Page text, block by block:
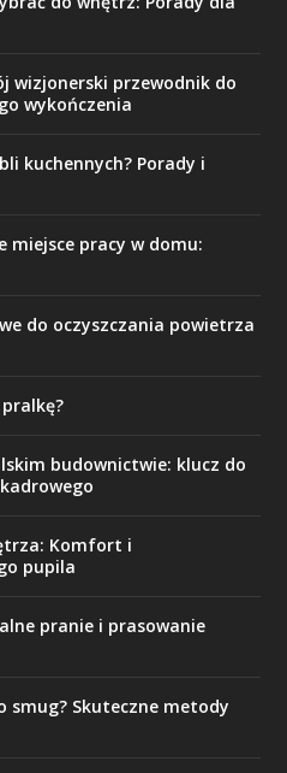
wizjonerski przewodnik do
wykończenia
kuchennych? Porady i
miejsce pracy w domu:
do oczyszczania powietrza
budownictwie: klucz do
Komfort i
pupila
pranie i prasowanie
smug? Skuteczne metody